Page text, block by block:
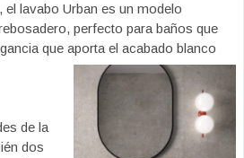
lavabo Urban es un modelo
perfecto para baños que
que aporta el acabado blanco
de la
dos